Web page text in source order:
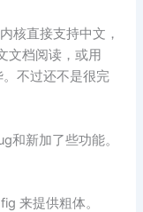
核直接支持中文，
文档阅读，或用
不过还不是很完
和新加了些功能。
来提供粗体。